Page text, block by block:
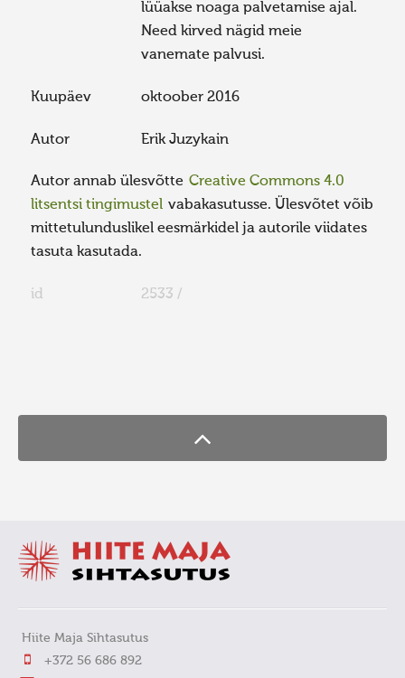
lüüakse noaga palvetamise ajal.
Need kirved nägid meie
vanemate palvusi.
Kuupäev oktoober 2016
Autor Erik Juzykain
Autor annab ülesvõtte Creative Commons 4.0
litsentsi tingimustel vabakasutusse. Ülesvõtet võib
mittetulunduslikel eesmärkidel ja autorile viidates
tasuta kasutada.
id 2533 /
Hiite Maja Sihtasutus
+372 56 686 892